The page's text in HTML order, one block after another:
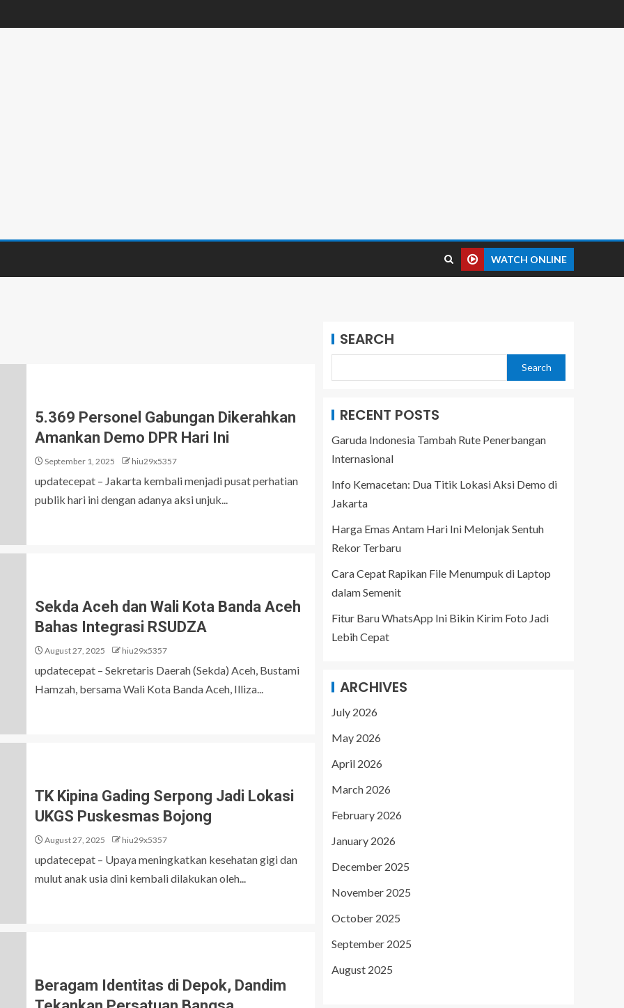
WATCH ONLINE
5.369 Personel Gabungan Dikerahkan
Amankan Demo DPR Hari Ini
September 1, 2025 hiu29x5357
updatecepat – Jakarta kembali menjadi pusat perhatian
publik hari ini dengan adanya aksi unjuk...
Sekda Aceh dan Wali Kota Banda Aceh
Bahas Integrasi RSUDZA
August 27, 2025 hiu29x5357
updatecepat – Sekretaris Daerah (Sekda) Aceh, Bustami
Hamzah, bersama Wali Kota Banda Aceh, Illiza...
TK Kipina Gading Serpong Jadi Lokasi
UKGS Puskesmas Bojong
August 27, 2025 hiu29x5357
updatecepat – Upaya meningkatkan kesehatan gigi dan
mulut anak usia dini kembali dilakukan oleh...
Beragam Identitas di Depok, Dandim
SEARCH
Search
RECENT POSTS
Garuda Indonesia Tambah Rute Penerbangan
Internasional
Info Kemacetan: Dua Titik Lokasi Aksi Demo di
Jakarta
Harga Emas Antam Hari Ini Melonjak Sentuh
Rekor Terbaru
Cara Cepat Rapikan File Menumpuk di Laptop
dalam Semenit
Fitur Baru WhatsApp Ini Bikin Kirim Foto Jadi
Lebih Cepat
ARCHIVES
July 2026
May 2026
April 2026
March 2026
February 2026
January 2026
December 2025
November 2025
October 2025
September 2025
August 2025